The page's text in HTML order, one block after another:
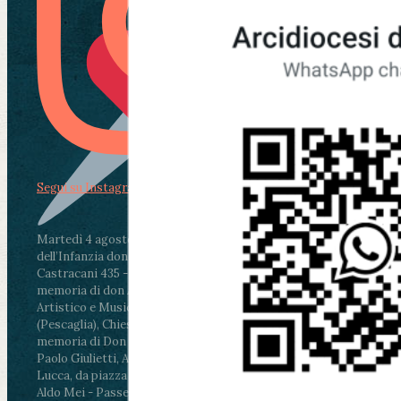
Martedì 4 agosto2026
ore 11:30 - Lucca, Scuola
dell’Infanzia don Aldo Mei - Viale Castruccio
Castracani 435 - Inaugurazione murales in
memoria di don Aldo Mei curato dal Liceo
Artistico e Musicale “Passaglia”
ore 18 - Fiano
(Pescaglia), Chiesa parrocchiale - Messa in
memoria di Don Aldo Mei celebrata da mons.
Paolo Giulietti, Arcivescovo di Lucca
ore 20.30 -
Lucca, da piazza San Michele al Cippo di don
Aldo Mei - Passeggiata della Memoria in alcuni
Segui su Instagram